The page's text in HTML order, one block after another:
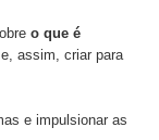
o que é
e, assim, criar para
e impulsionar as